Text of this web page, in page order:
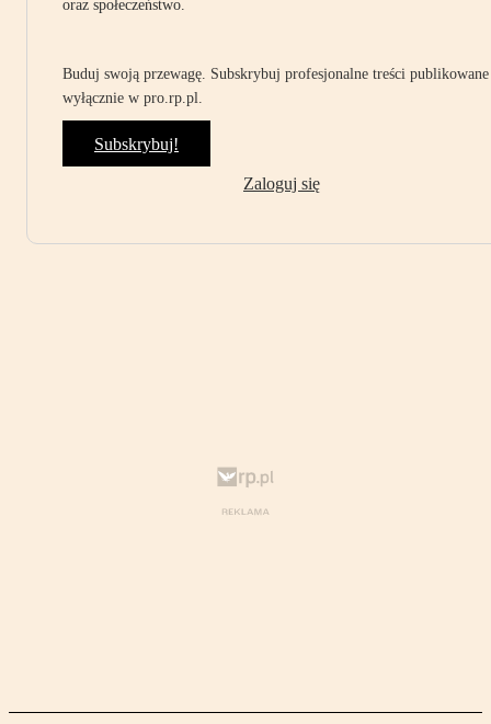
oraz społeczeństwo.
Buduj swoją przewagę. Subskrybuj profesjonalne treści publikowane
wyłącznie w pro.rp.pl.
Subskrybuj!
Zaloguj się